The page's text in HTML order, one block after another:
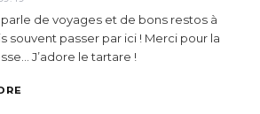
de voyages et de bons restos à
souvent passer par ici ! Merci pour la
J’adore le tartare !